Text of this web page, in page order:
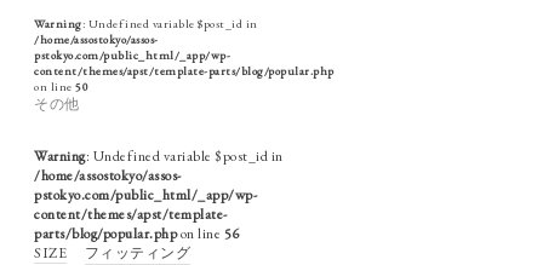
Warning: Undefined variable $post_id in
/home/assostokyo/assos-
pstokyo.com/public_html/_app/wp-
content/themes/apst/template-parts/blog/popular.php
on line 50
その他
Warning: Undefined variable $post_id in
/home/assostokyo/assos-
pstokyo.com/public_html/_app/wp-
content/themes/apst/template-
parts/blog/popular.phpon line 56
SIZE
フィッティング